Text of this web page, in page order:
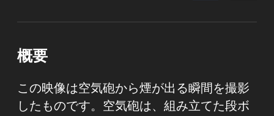
概要
この映像は空気砲から煙が出る瞬間を撮影
したものです。空気砲は、組み立てた段ボ